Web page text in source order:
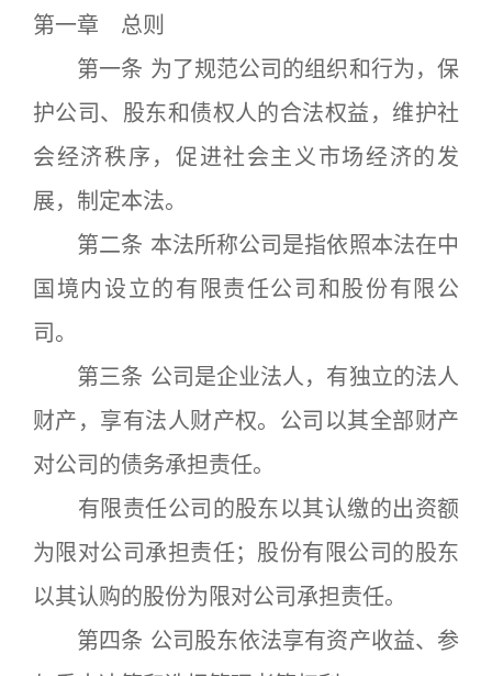
第一章 总则
第一条 为了规范公司的组织和行为，保
护公司、股东和债权人的合法权益，维护社
会经济秩序，促进社会主义市场经济的发
展，制定本法。
第二条 本法所称公司是指依照本法在中
国境内设立的有限责任公司和股份有限公
司。
第三条 公司是企业法人，有独立的法人
财产，享有法人财产权。公司以其全部财产
对公司的债务承担责任。
有限责任公司的股东以其认缴的出资额
为限对公司承担责任；股份有限公司的股东
以其认购的股份为限对公司承担责任。
第四条 公司股东依法享有资产收益、参